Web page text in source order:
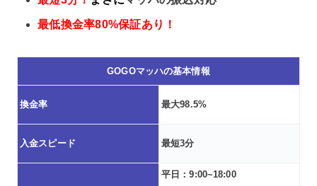
最低換金率80%保証あり！
GOGOマッハの基本情報
換金率 最大98.5%
入金スピード 最短3分
平日：9:00~18:00